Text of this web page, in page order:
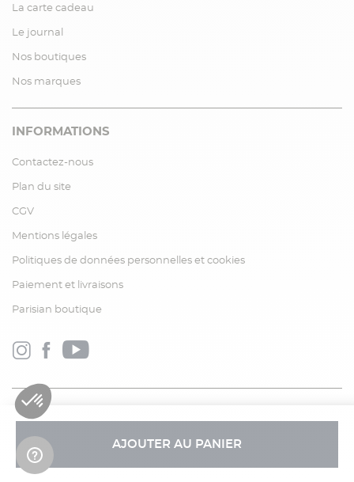
AJOUTER AU PANIER
La carte cadeau
Le journal
Nos boutiques
Nos marques
INFORMATIONS
Contactez-nous
Plan du site
CGV
Mentions légales
Politiques de données personnelles et cookies
Paiement et livraisons
Parisian boutique